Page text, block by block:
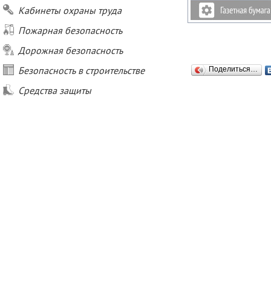
Кабинеты охраны труда
Пожарная безопасность
Дорожная безопасность
Безопасность в строительстве
Средства защиты
Поделиться…